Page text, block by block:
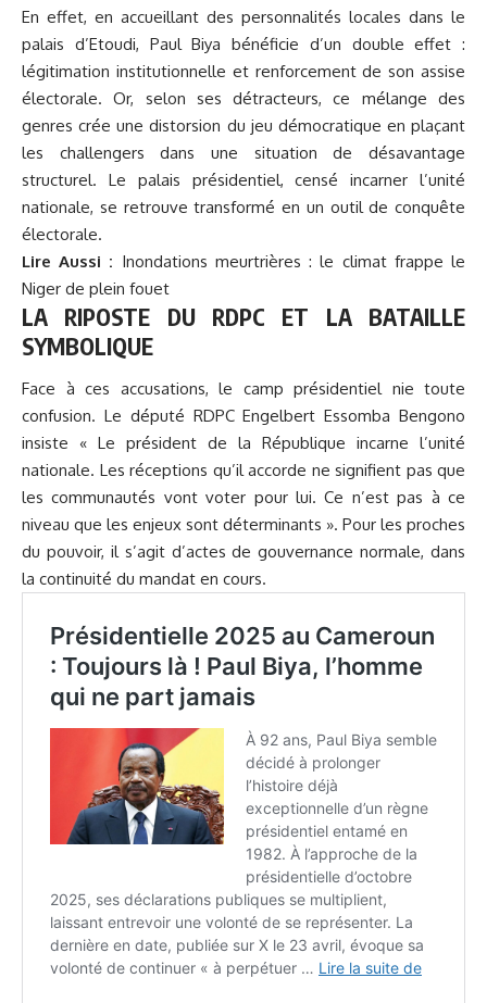
En effet, en accueillant des personnalités locales dans le
palais d’Etoudi, Paul Biya bénéficie d’un double effet :
légitimation institutionnelle et renforcement de son assise
électorale. Or, selon ses détracteurs, ce mélange des
genres crée une distorsion du jeu démocratique en plaçant
les challengers dans une situation de désavantage
structurel. Le palais présidentiel, censé incarner l’unité
nationale, se retrouve transformé en un outil de conquête
électorale.
Lire Aussi : Inondations meurtrières : le climat frappe le
Niger de plein fouet
LA RIPOSTE DU RDPC ET LA BATAILLE
SYMBOLIQUE
Face à ces accusations, le camp présidentiel nie toute
confusion. Le député RDPC Engelbert Essomba Bengono
insiste « Le président de la République incarne l’unité
nationale. Les réceptions qu’il accorde ne signifient pas que
les communautés vont voter pour lui. Ce n’est pas à ce
niveau que les enjeux sont déterminants ». Pour les proches
du pouvoir, il s’agit d’actes de gouvernance normale, dans
la continuité du mandat en cours.